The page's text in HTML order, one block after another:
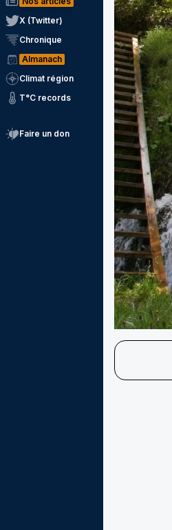
X (Twitter)
Chronique
Almanach
Climat région
T°C records
Faire un don